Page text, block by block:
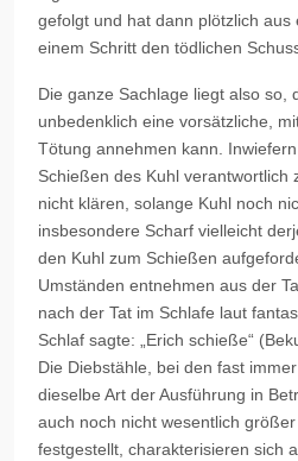
gefolgt und hat dann plötzlich aus
einem Schritt den tödlichen
Die ganze Sachlage liegt also so,
unbedenklich eine vorsätzliche,
Tötung annehmen kann.
Schießen des Kuhl verantwortlich
nicht klären, solange Kuhl noch
insbesondere Scharf vielleicht
den Kuhl zum Schießen
Umständen entnehmen aus der
nach der Tat im Schlafe laut
Schlaf sagte: „Erich schieße“
Die Diebstähle, bei den fast
dieselbe Art der Ausführung in
auch noch nicht wesentlich
festgestellt, charakterisieren sich